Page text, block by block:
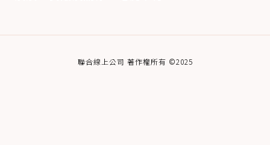
聯合線上公司 著作權所有 ©2025